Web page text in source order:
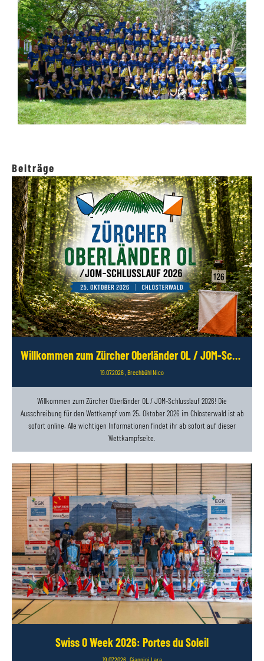
Beiträge
Willkommen zum Zürcher Oberländer OL / JOM-Schlusslauf 2026
19.07.2026 , Brechbühl Nico
Willkommen zum Zürcher Oberländer OL / JOM-Schlusslauf 2026! Die
Ausschreibung für den Wettkampf vom 25. Oktober 2026 im Chlosterwald ist ab
sofort online. Alle wichtigen Informationen findet ihr ab sofort auf dieser
Wettkampfseite.
Swiss O Week 2026: Portes du Soleil
19.07.2026, Giannini Lara